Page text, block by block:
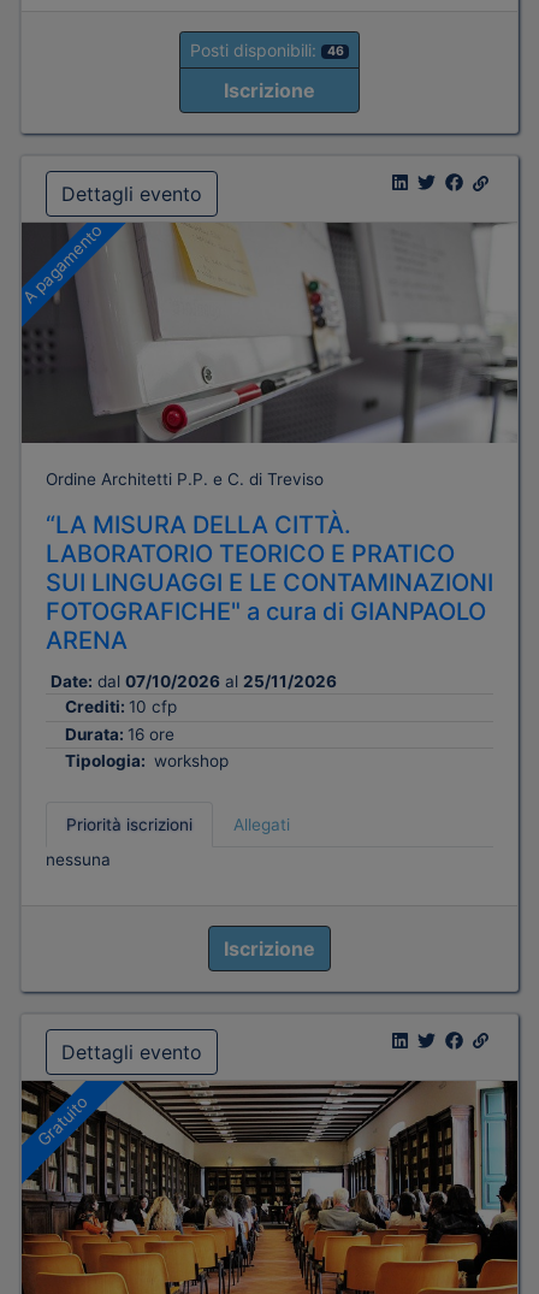
Posti disponibili: 46
Iscrizione
Dettagli evento
A pagamento
Ordine Architetti P.P. e C. di Treviso
“LA MISURA DELLA CITTÀ.
LABORATORIO TEORICO E PRATICO
SUI LINGUAGGI E LE CONTAMINAZIONI
FOTOGRAFICHE" a cura di GIANPAOLO
ARENA
Date: dal 07/10/2026 al 25/11/2026
Crediti: 10 cfp
Durata: 16 ore
Tipologia: workshop
Priorità iscrizioni
Allegati
nessuna
Iscrizione
Dettagli evento
Gratuito